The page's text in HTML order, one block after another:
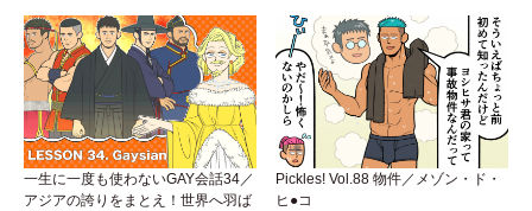
一生に一度も使わないGAY会話34／
アジアの誇りをまとえ！世界へ羽ば
Pickles! Vol.88 物件／メゾン・ド・
ヒ●コ